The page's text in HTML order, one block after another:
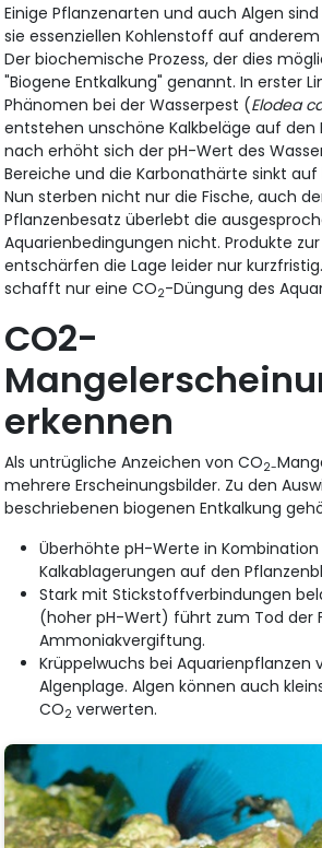
Einige Pflanzenarten und auch Algen
sie essenziellen Kohlenstoff auf
Der biochemische Prozess, der dies
"Biogene Entkalkung" genannt. In erster
Phänomen bei der Wasserpest (Elodea
entstehen unschöne Kalkbeläge auf den
nach erhöht sich der pH-Wert des
Bereiche und die Karbonathärte sinkt
Nun sterben nicht nur die Fische, auch
Pflanzenbesatz überlebt die
Aquarienbedingungen nicht. Produkte
entschärfen die Lage leider nur
schafft nur eine CO2-Düngung des
CO2-
erkennen
Als untrügliche Anzeichen von CO2-
mehrere Erscheinungsbilder. Zu den
beschriebenen biogenen Entkalkung
Überhöhte pH-Werte in
Kalkablagerungen auf den
Stark mit Stickstoffverbindungen
(hoher pH-Wert) führt zum Tod der
Ammoniakvergiftung.
Krüppelwuchs bei Aquarienpflanzen
Algenplage. Algen können auch
CO2 verwerten.